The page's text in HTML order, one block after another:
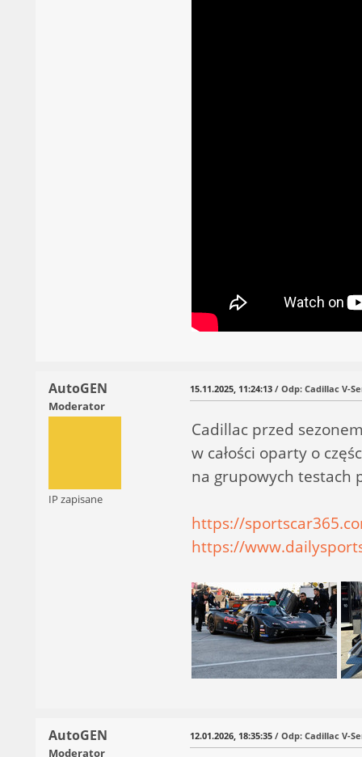
AutoGEN
Moderator
IP zapisane
15.11.2025, 11:24:13 / Odp: Cadillac V-
Cadillac przed
w całości oparty o
na grupowych testach
https://
https://
AutoGEN
Moderator
12.01.2026, 18:35:35 / Odp: Cadillac V-